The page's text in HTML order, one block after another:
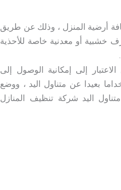
أرضية المنزل ، وذلك عن طريق
أو معدنية خاصة للأحذية
إلى إمكانية الوصول إلى
بعيدا عن متناول اليد ، ووضع
اليد شركة تنظيف المنازل